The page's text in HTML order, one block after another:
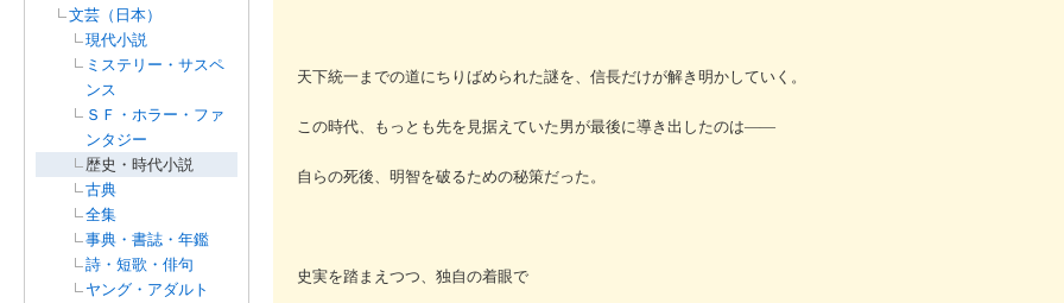
文芸（日本）
現代小説
ミステリー・サスペ
ンス
ＳＦ・ホラー・ファ
ンタジー
歴史・時代小説
古典
全集
事典・書誌・年鑑
詩・短歌・俳句
ヤング・アダルト
天下統一までの道にちりばめられた謎を、信長だけが解き明かしていく。
この時代、もっとも先を見据えていた男が最後に導き出したのは――
自らの死後、明智を破るための秘策だった。
史実を踏まえつつ、独自の着眼で